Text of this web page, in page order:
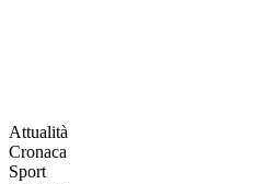
Attualità
Cronaca
Sport